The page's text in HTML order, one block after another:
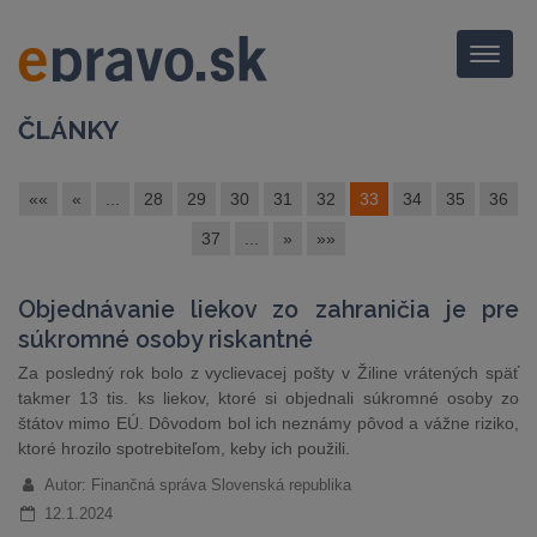
Menu
ČLÁNKY
«« « 28 29 30 31 32 33 34 35 36
37 » »»
Objednávanie liekov zo zahraničia je pre
súkromné osoby riskantné
Za posledný rok bolo z vyclievacej pošty v Žiline vrátených späť
takmer 13 tis. ks liekov, ktoré si objednali súkromné osoby zo
štátov mimo EÚ. Dôvodom bol ich neznámy pôvod a vážne riziko,
ktoré hrozilo spotrebiteľom, keby ich použili.
Autor: Finančná správa Slovenská republika
12.1.2024